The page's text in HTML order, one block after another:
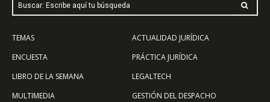
Buscar: Escribe aquí tu búsqueda
TEMAS
ENCUESTA
LIBRO DE LA SEMANA
MULTIMEDIA
ACTUALIDAD JURÍDICA
PRÁCTICA JURÍDICA
LEGALTECH
GESTIÓN DEL DESPACHO